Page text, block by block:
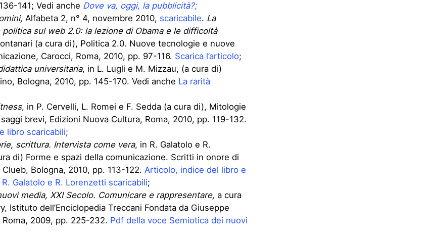
141; Vedi anche Dove va, oggi, la pubblicità?;
Alfabeta 2, n° 4, novembre 2010, scaricabile. La
politica sul web 2.0: la lezione di Obama e le difficoltà
(a cura di), Politica 2.0. Nuove tecnologie e nuove
Carocci, Roma, 2010, pp. 97-116. Scarica l’articolo;
universitaria, in L. Lugli e M. Mizzau, (a cura di)
Bologna, 2010, pp. 145-170. Vedi anche La rarità
, in P. Cervelli, L. Romei e F. Sedda (a cura di), Mitologie
brevi, Edizioni Nuova Cultura, Roma, 2010, pp. 119-132.
libro scaricabili;
scrittura. Intervista come vera, in R. Galatolo e R.
di) Forme e spazi della comunicazione. Scritti in onore di
Bologna, 2010, pp. 113-122. Articolo, indice del libro e
Galatolo e R. Lorenzetti scaricabili;
media, XXI Secolo. Comunicare e rappresentare, a cura
Istituto dell’Enciclopedia Treccani Fondata da Giuseppe
Roma, 2009, pp. 225-232. Pdf della voce Semiotica dei nuovi